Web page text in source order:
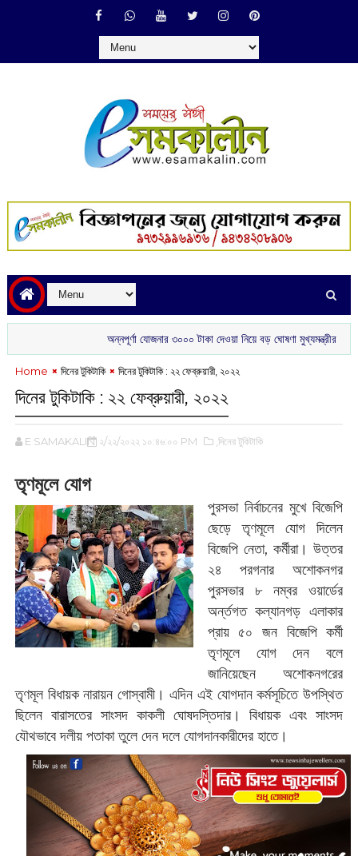
অন্নপূর্ণা যোজনার ৩০০০ টাকা দেওয়া নিয়ে বড় ঘোষণা মুখ্যমন্ত্রীর
Home দিনের টুকিটাকি ‌দিনের টুকিটাকি : ‌২২ ফেব্রুয়ারী, ২০২২
‌দিনের টুকিটাকি : ‌২২ ফেব্রুয়ারী, ২০২২
E SAMAKALIN ২/২২/২০২২ ১০:৪৬:০০ PM ,দিনের টুকিটাকি
তৃণমূলে যোগ
পুরসভা নির্বাচনের মুখে বিজেপি
ছেড়ে তৃণমূলে যোগ দিলেন
বিজেপি নেতা, কর্মীরা। উত্তর
২৪ পরগনার অশোকনগর
পুরসভার ৮ নম্বর ওয়ার্ডের
অর্ন্তগত কল্যানগড় এলাকার
প্রায় ৫০ জন বিজেপি কর্মী
তৃণমূলে যোগ দেন বলে
জানিয়েছেন অশোকনগরের
তৃণমূল বিধায়ক নারায়ন গোস্বামী। এদিন এই যোগদান কর্মসূচিতে উপস্থিত
ছিলেন বারাসতের সাংসদ কাকলী ঘোষদস্তিদার। বিধায়ক এবং সাংসদ
যৌথভাবে দলীয় পতাকা তুলে দেন দলে যোগদানকারীদের হাতে।